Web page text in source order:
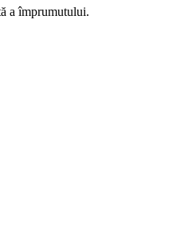
a împrumutului.